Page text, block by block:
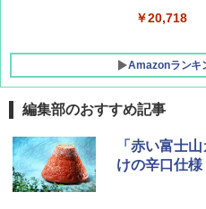
￥20,718
Amazonランキ
BUNDOK(
-08EX カー
レーム テント
編集部のおすすめ記事
「赤い富士
けの辛口仕様